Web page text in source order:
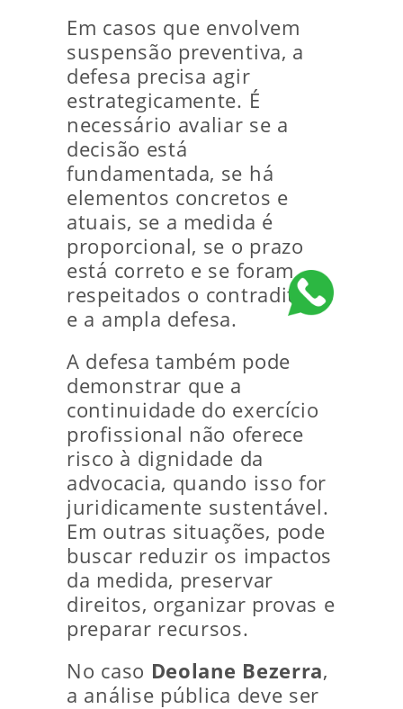
Em casos que envolvem
suspensão preventiva, a
defesa precisa agir
estrategicamente. É
necessário avaliar se a
decisão está
fundamentada, se há
elementos concretos e
atuais, se a medida é
proporcional, se o prazo
está correto e se foram
respeitados o contraditório
e a ampla defesa.
A defesa também pode
demonstrar que a
continuidade do exercício
profissional não oferece
risco à dignidade da
advocacia, quando isso for
juridicamente sustentável.
Em outras situações, pode
buscar reduzir os impactos
da medida, preservar
direitos, organizar provas e
preparar recursos.
No caso Deolane Bezerra,
a análise pública deve ser